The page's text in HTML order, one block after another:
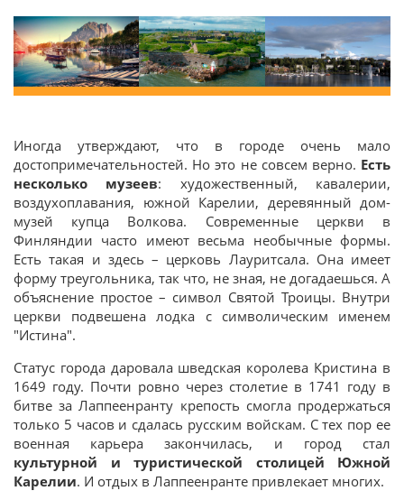
Иногда утверждают, что в городе очень мало
достопримечательностей. Но это не совсем верно. Есть
несколько музеев: художественный, кавалерии,
воздухоплавания, южной Карелии, деревянный дом-
музей купца Волкова. Современные церкви в
Финляндии часто имеют весьма необычные формы.
Есть такая и здесь – церковь Лауритсала. Она имеет
форму треугольника, так что, не зная, не догадаешься. А
объяснение простое – символ Святой Троицы. Внутри
церкви подвешена лодка с символическим именем
"Истина".
Статус города даровала шведская королева Кристина в
1649 году. Почти ровно через столетие в 1741 году в
битве за Лаппеенранту крепость смогла продержаться
только 5 часов и сдалась русским войскам. С тех пор ее
военная карьера закончилась, и город стал
культурной и туристической столицей Южной
Карелии. И отдых в Лаппеенранте привлекает многих.